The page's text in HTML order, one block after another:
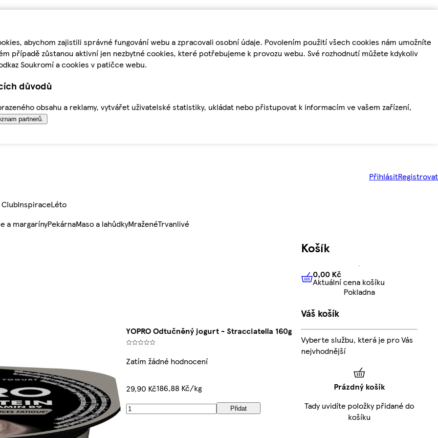
abychom zajistili správné fungování webu a zpracovali osobní údaje. Povolením použití všech cookies nám umožníte
případě zůstanou aktivní jen nezbytné cookies, které potřebujeme k provozu webu. Své rozhodnutí můžete kdykoliv
Soukromí a cookies v patičce webu.
důvodů
obsahu a reklamy, vytvářet uživatelské statistiky, ukládat nebo přistupovat k informacím ve vašem zařízení,
partnerů.
PřihlásitRegistrovat
InspiraceLéto
a margarínyPekárnaMaso a lahůdkyMraženéTrvanlivé
YOPRO Odtučněný jogurt - Stracciatella 160g
Zatím žádné hodnocení
29,90 Kč186,88 Kč/kg
Přidat
Košík
0,00 KčAktuální cena košíku
0,00 Kč
Aktuální cena košíku
Pokladna
Váš košík
Vyberte službu, která je pro Vás
nejvhodnější
Prázdný košík
Tady uvidíte položky přidané do
košíku